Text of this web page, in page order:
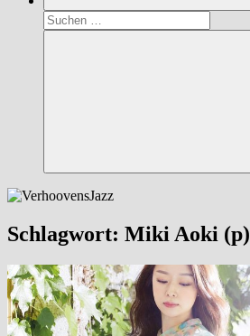
Suchen
nach:
Suchen
Schlagwort: Miki Aoki (p)